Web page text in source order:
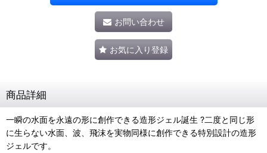
お問い合わせ
お気に入り登録
商品詳細
一瞬の水面を永遠の形に創作できる造形ジェル誕生 ?二度と同じ形
に生らない水面、波、飛沫を実物同様に創作できる特別設計の造形
ジェルです。